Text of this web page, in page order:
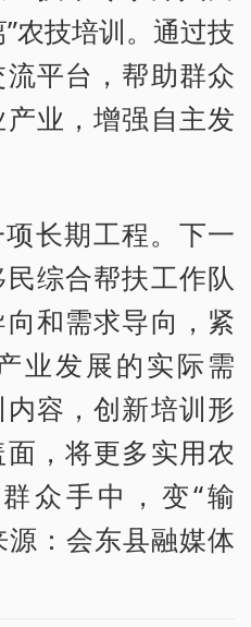
农技培训。通过技
平台，帮助群众
业，增强自主发
长期工程。下一
综合帮扶工作队
和需求导向，紧
业发展的实际需
容，创新培训形
，将更多实用农
众手中，变“输
源：会东县融媒体